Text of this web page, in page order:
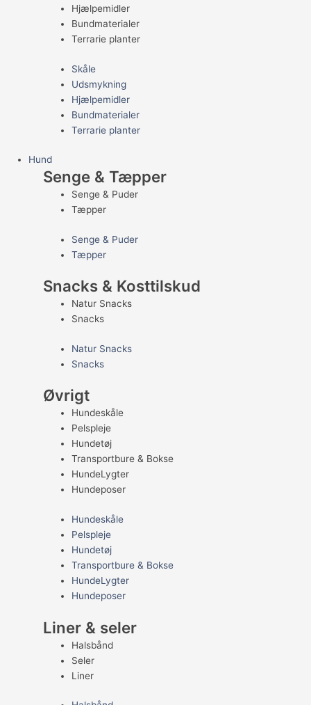
Hjælpemidler
Bundmaterialer
Terrarie planter
Skåle
Udsmykning
Hjælpemidler
Bundmaterialer
Terrarie planter
Hund
Senge & Tæpper
Senge & Puder
Tæpper
Senge & Puder
Tæpper
Snacks & Kosttilskud
Natur Snacks
Snacks
Natur Snacks
Snacks
Øvrigt
Hundeskåle
Pelspleje
Hundetøj
Transportbure & Bokse
HundeLygter
Hundeposer
Hundeskåle
Pelspleje
Hundetøj
Transportbure & Bokse
HundeLygter
Hundeposer
Liner & seler
Halsbånd
Seler
Liner